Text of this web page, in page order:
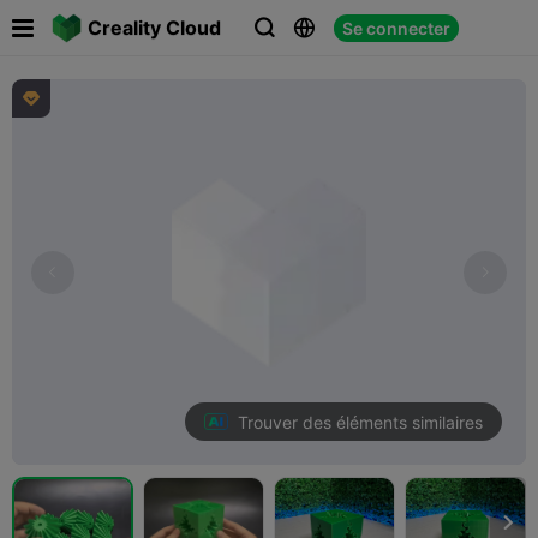
Creality Cloud   Se connecter

Trouver des éléments similaires
